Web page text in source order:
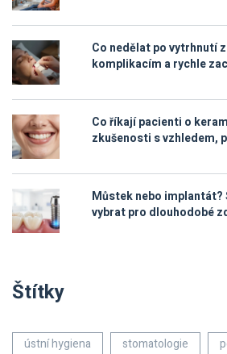
Co nedělat po vytrhnutí
komplikacím a rychle
Co říkají pacienti o
zkušenosti s vzhledem,
Můstek nebo implantát?
vybrat pro dlouhodobé
Štítky
ústní hygiena stomatologie